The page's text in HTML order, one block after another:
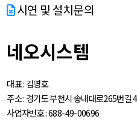
시연 및 설치문의
네오시스템
대표 :김명호
주소 :경기도 부천시 송내대로265번길
사업자번호 :688-49-00696